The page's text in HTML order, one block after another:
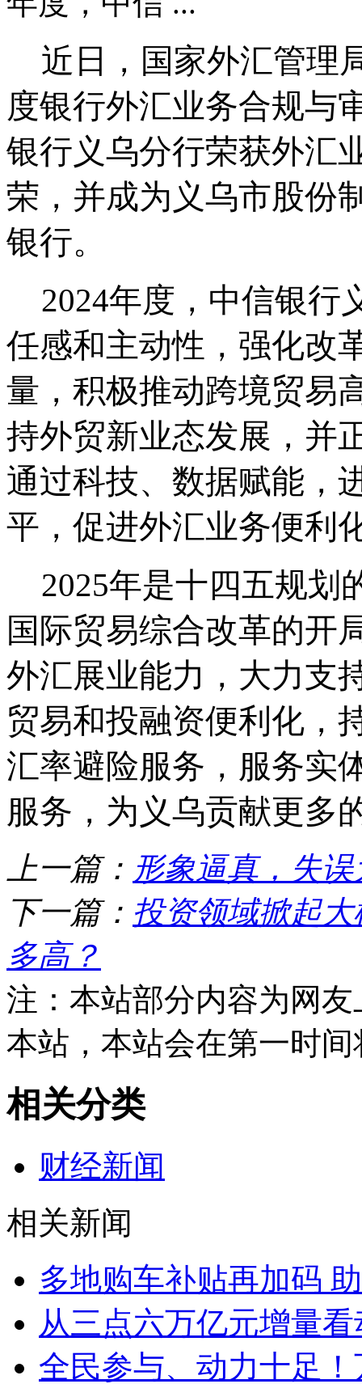
近日，国家外汇管理
度银行外汇业务合规与
银行义乌分行荣获外汇
荣，并成为义乌市股份
银行。
2024年度，中信银行
任感和主动性，强化改
量，积极推动跨境贸易
持外贸新业态发展，并
通过科技、数据赋能，
平，促进外汇业务便利
2025年是十四五规划
国际贸易综合改革的开
外汇展业能力，大力支
贸易和投融资便利化，
汇率避险服务，服务实
服务，为义乌贡献更
上一篇： 形象逼真，失
下一篇： 投资领域掀起
多高？
注：本站部分内容为网
本站，本站会在第一时
相关分类
财经新闻
相关新闻
多地购车补贴再加码
从三点六万亿元增量
全民参与、动力十足